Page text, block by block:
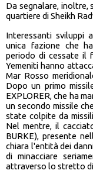
Da segnalare, inoltre,
quartiere di Sheikh
Interessanti sviluppi
unica fazione che
periodo di cessate il
Yemeniti hanno
Mar Rosso
Dopo un primo
EXPLORER, che ha
un secondo missile
state colpite da
Nel mentre, il
BURKE), presente
chiara l'entità dei
di minacciare
attraverso lo stretto